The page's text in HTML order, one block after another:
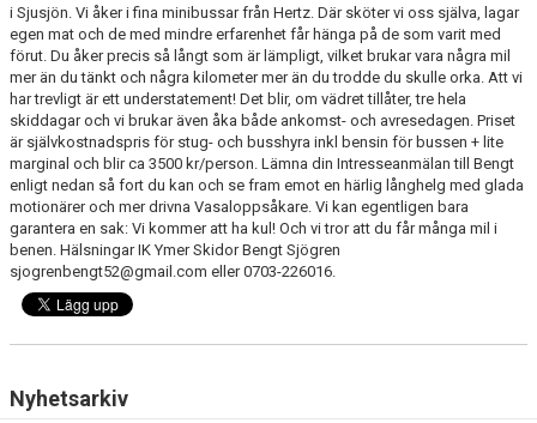
KONTAKT OCH BETALNINGAR
i Sjusjön. Vi åker i fina minibussar från Hertz. Där sköter vi oss själva, lagar
egen mat och de med mindre erfarenhet får hänga på de som varit med
förut. Du åker precis så långt som är lämpligt, vilket brukar vara några mil
mer än du tänkt och några kilometer mer än du trodde du skulle orka. Att vi
har trevligt är ett understatement! Det blir, om vädret tillåter, tre hela
skiddagar och vi brukar även åka både ankomst- och avresedagen. Priset
är självkostnadspris för stug- och busshyra inkl bensin för bussen + lite
marginal och blir ca 3500 kr/person. Lämna din Intresseanmälan till Bengt
enligt nedan så fort du kan och se fram emot en härlig långhelg med glada
motionärer och mer drivna Vasaloppsåkare. Vi kan egentligen bara
garantera en sak: Vi kommer att ha kul! Och vi tror att du får många mil i
benen. Hälsningar IK Ymer Skidor Bengt Sjögren
sjogrenbengt52@gmail.com eller 0703-226016.
Nyhetsarkiv